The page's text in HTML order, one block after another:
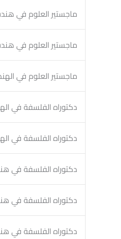
ماجستير العلوم في
ماجستير العلوم في
ماجستير العلوم في
دكتوراه الفلسفة في
دكتوراه الفلسفة في
دكتوراه الفلسفة في
دكتوراه الفلسفة في
دكتوراه الفلسفة في